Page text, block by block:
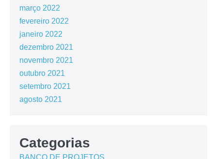
março 2022
fevereiro 2022
janeiro 2022
dezembro 2021
novembro 2021
outubro 2021
setembro 2021
agosto 2021
Categorias